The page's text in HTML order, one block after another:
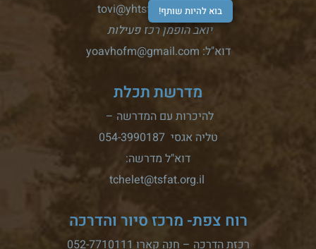
בוא להיות שותף!
דוא"ל: tovi@yhtsfat.org.il
יואב הופמן רכז פעילות
דוא"ל: yoavhofm@gmail.com
מדרשת תכלת
להיכרות עם המדרשה –
טליה אגסי 054-3990187
דוא"ל מדרשה:
רוח צפת- מרכז סיור והדרכה
רכזת הדרכה – חנה קארו 052-7710111